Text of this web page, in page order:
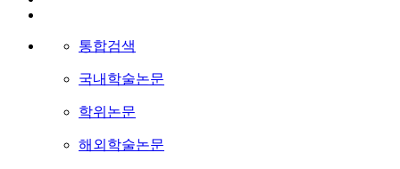
통합검색
국내학술논문
학위논문
해외학술논문